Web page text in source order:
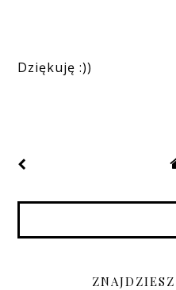
Dziękuję :))